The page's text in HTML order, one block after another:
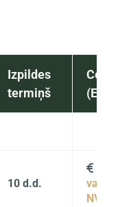
Izpildes
termiņš
Cena
(EUR)
10 d.d.

vai
NVD